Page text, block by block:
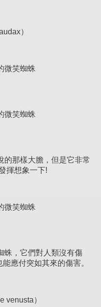
）
的那樣大膽，但是它非常
揮想象一下!
蛛，它們對人類沒有傷
應付突如其來的傷害。
venusta）